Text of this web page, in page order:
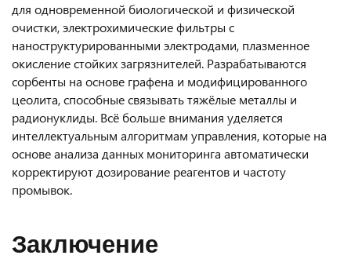
для одновременной биологической и физической
очистки, электрохимические фильтры с
наноструктурированными электродами, плазменное
окисление стойких загрязнителей. Разрабатываются
сорбенты на основе графена и модифицированного
цеолита, способные связывать тяжёлые металлы и
радионуклиды. Всё больше внимания уделяется
интеллектуальным алгоритмам управления, которые на
основе анализа данных мониторинга автоматически
корректируют дозирование реагентов и частоту
промывок.
Заключение